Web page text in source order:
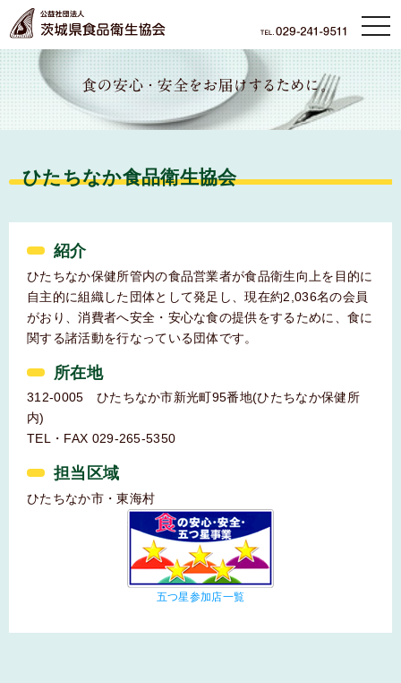
本文へ
ひたちなか食品衛生協会
紹介
ひたちなか保健所管内の食品営業者が食品衛生向上を目的に
自主的に組織した団体として発足し、現在約2,036名の会員
がおり、消費者へ安全・安心な食の提供をするために、食に
関する諸活動を行なっている団体です。
所在地
312-0005 ひたちなか市新光町95番地(ひたちなか保健所
内)
TEL・FAX 029-265-5350
担当区域
ひたちなか市・東海村
五つ星参加店一覧